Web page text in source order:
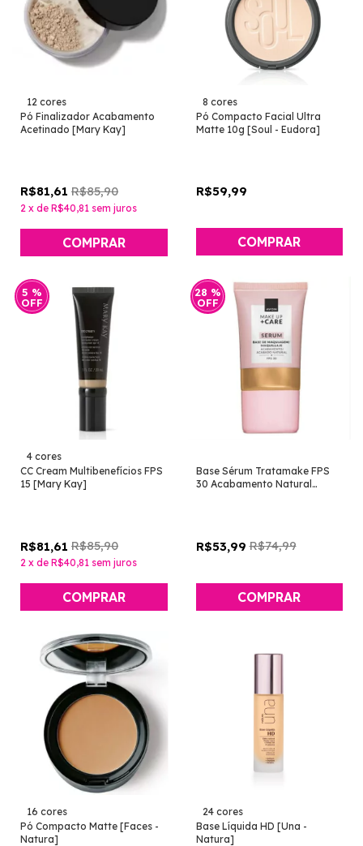
12 cores
Pó Finalizador Acabamento
Acetinado [Mary Kay]
R$81,61 R$85,90
2 x de R$40,81 sem juros
COMPRAR
8 cores
Pó Compacto Facial Ultra
Matte 10g [Soul - Eudora]
R$59,99
COMPRAR
5 %
OFF
4 cores
CC Cream Multibenefícios FPS
15 [Mary Kay]
R$81,61 R$85,90
2 x de R$40,81 sem juros
COMPRAR
28 %
OFF
Base Sérum Tratamake FPS
30 Acabamento Natural
R$53,99 R$74,99
COMPRAR
16 cores
Pó Compacto Matte [Faces -
Natura]
24 cores
Base Líquida HD [Una -
Natura]